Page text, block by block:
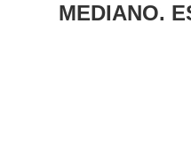
MEDIANO.